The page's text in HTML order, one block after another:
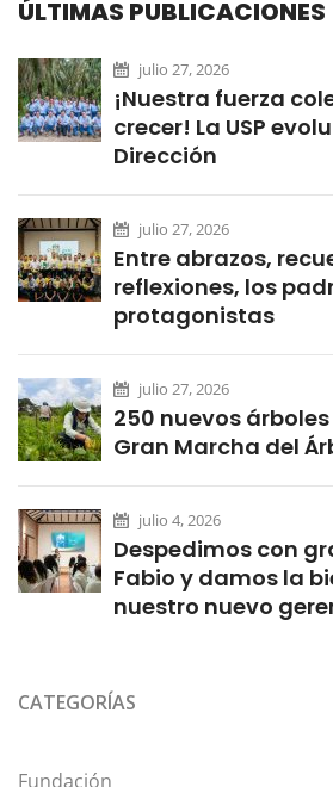
ÚLTIMAS PUBLICACIONES
julio 27, 2026
¡Nuestra fuerza
crecer! La USP
Dirección
julio 27, 2026
Entre abrazos,
reflexiones, los
protagonistas
julio 27, 2026
250 nuevos
Gran Marcha del
julio 4, 2026
Despedimos con
Fabio y damos la
nuestro nuevo
CATEGORÍAS
Fundación